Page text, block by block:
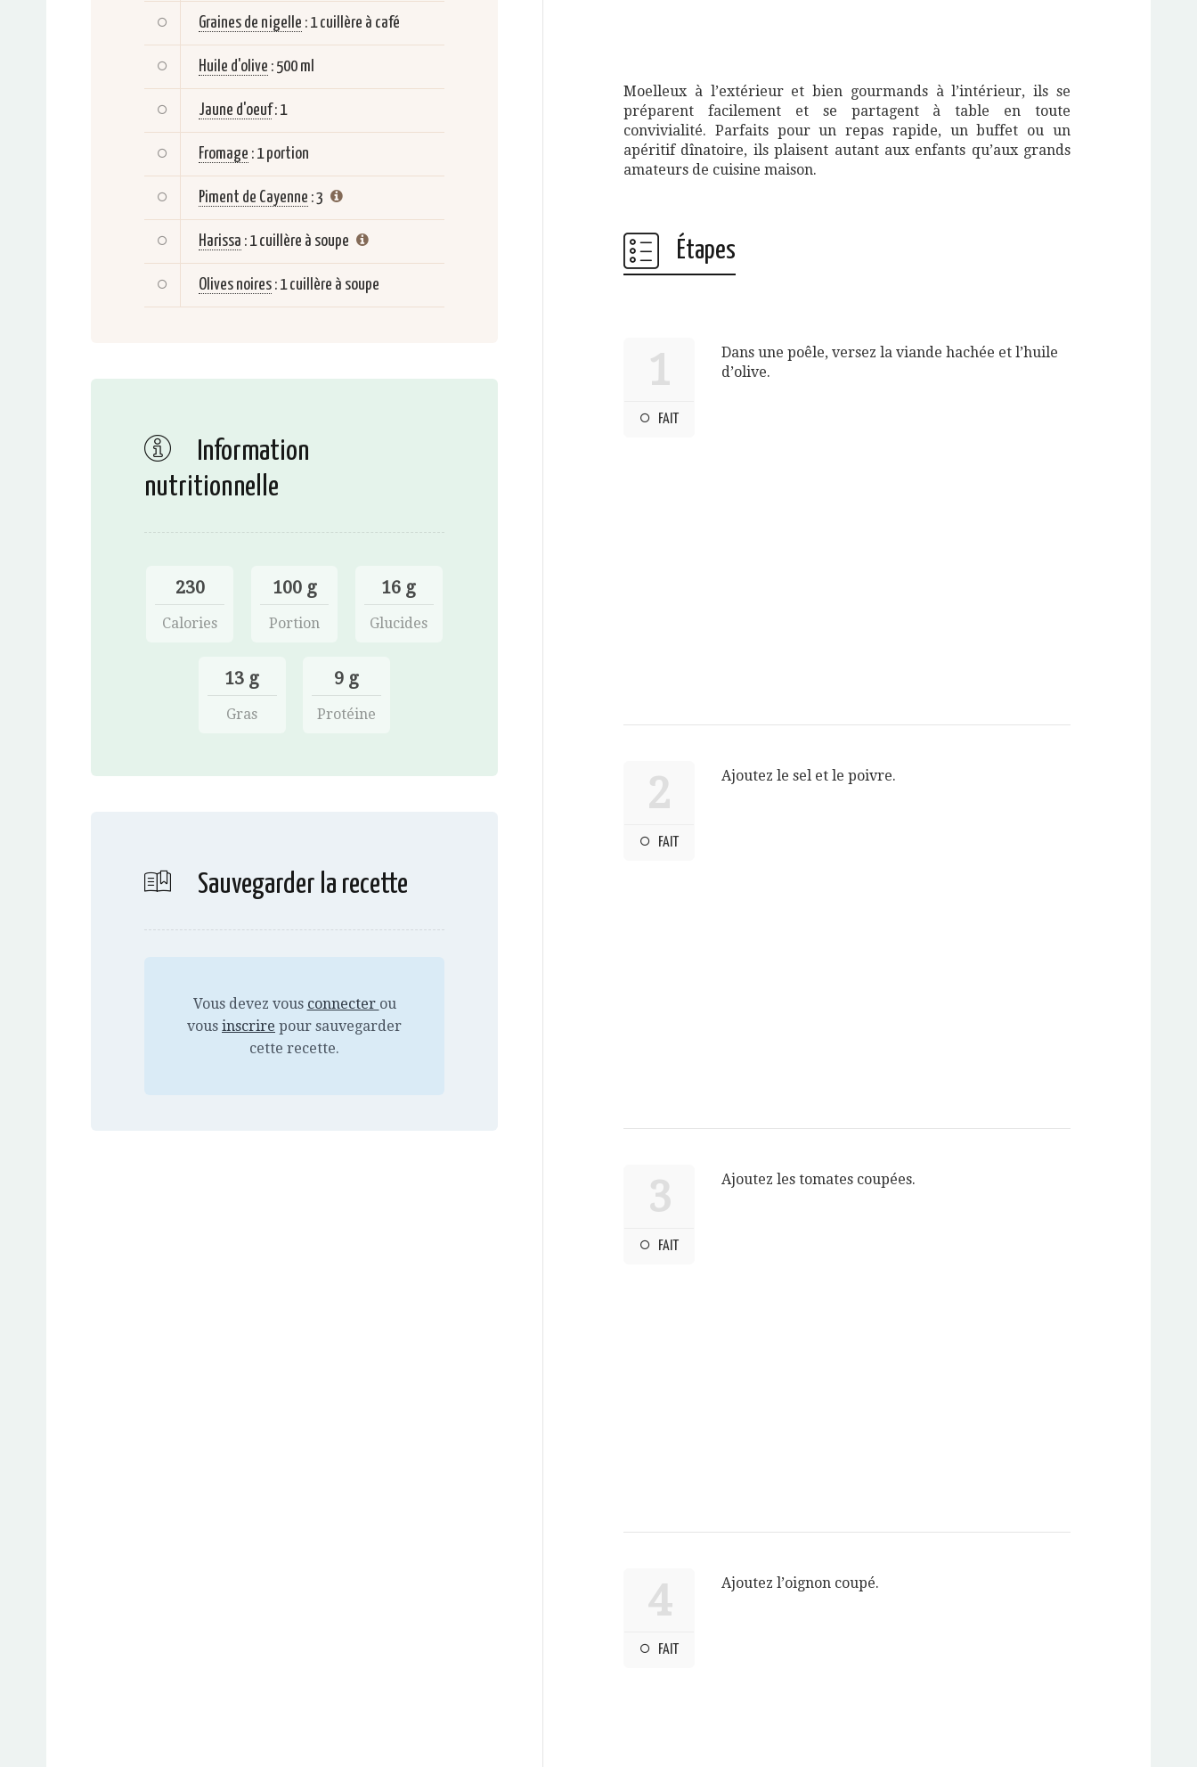
Graines de nigelle : 1 cuillère à café
Huile d'olive : 500 ml
Jaune d'oeuf : 1
Fromage : 1 portion
Piment de Cayenne :3
Harissa : 1 cuillère à soupe
Olives noires : 1 cuillère à soupe
Information
nutritionnelle
230
Calories
100 g
Portion
16 g
Glucides
13 g
Gras
9 g
Protéine
Sauvegarder la recette
Vous devez vous connecter ou
vous inscrire pour sauvegarder
cette recette.
Moelleux à l’extérieur et bien gourmands à l’intérieur, ils se
préparent facilement et se partagent à table en toute
convivialité. Parfaits pour un repas rapide, un buffet ou un
apéritif dînatoire, ils plaisent autant aux enfants qu’aux grands
amateurs de cuisine maison.
Étapes
1
FAIT
Dans une poêle, versez la viande hachée et l’huile
d’olive.
2
FAIT
Ajoutez le sel et le poivre.
3
FAIT
Ajoutez les tomates coupées.
4
FAIT
Ajoutez l’oignon coupé.